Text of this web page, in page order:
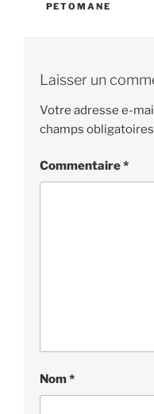
PETOMANE
Laisser un
Votre adresse e-
champs
Commentaire*
Nom*